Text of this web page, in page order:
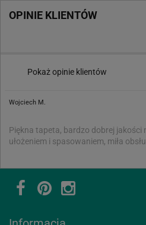
OPINIE KLIENTÓW
Pokaż opinie klientów
Wojciech M.
Piękna tapeta, bardzo dobrej jakości
ułożeniem i spasowaniem, miła